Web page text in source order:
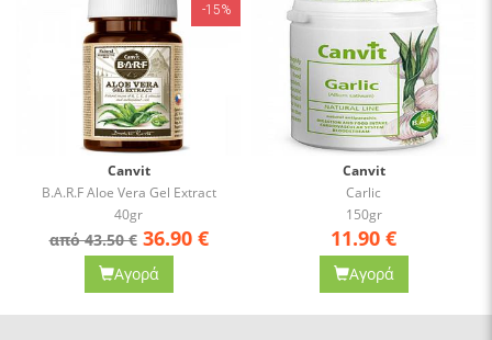
Canvit
B.A.R.F Aloe Vera Gel Extract
40gr
από 43.50 € 36.90 €
Αγορά
-15%
Canvit
Carlic
150gr
11.90 €
Αγορά